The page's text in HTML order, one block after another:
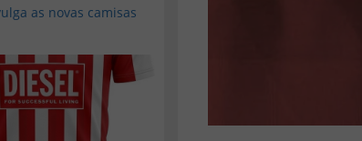
as novas camisas